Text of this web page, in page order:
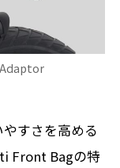
Adaptor
すさを高める
Front Bagの特